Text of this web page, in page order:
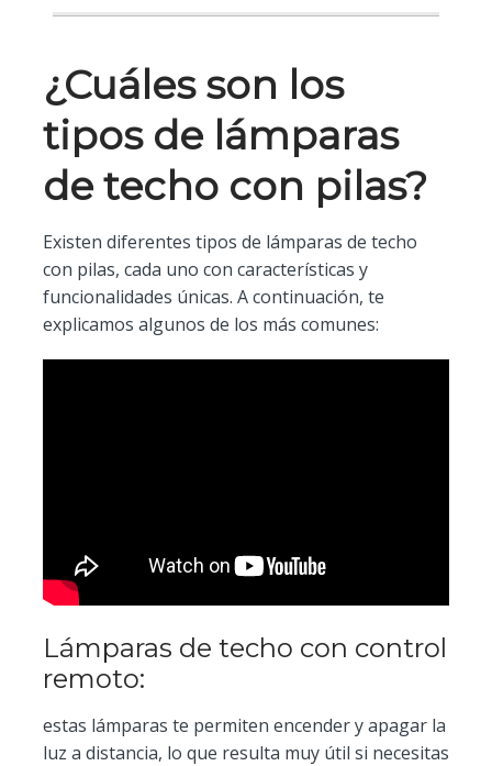
¿Cuáles son los
tipos de lámparas
de techo con pilas?
Existen diferentes tipos de lámparas de techo
con pilas, cada uno con características y
funcionalidades únicas. A continuación, te
explicamos algunos de los más comunes:
Lámparas de techo con control
remoto:
estas lámparas te permiten encender y apagar la
luz a distancia, lo que resulta muy útil si necesitas